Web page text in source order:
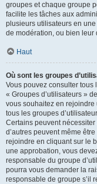
groupes et chaque groupe
facilite les tâches aux
plusieurs utilisateurs en
de modération, ou bien leur
Haut
Où sont les groupes
Vous pouvez consulter tous
« Groupes d’utilisateurs »
vous souhaitez en
tous les groupes
Certains peuvent
d’autres peuvent même
rejoindre en cliquant sur le
une approbation, vous
responsable du groupe
pourra vous demander la
responsable de groupe s’il